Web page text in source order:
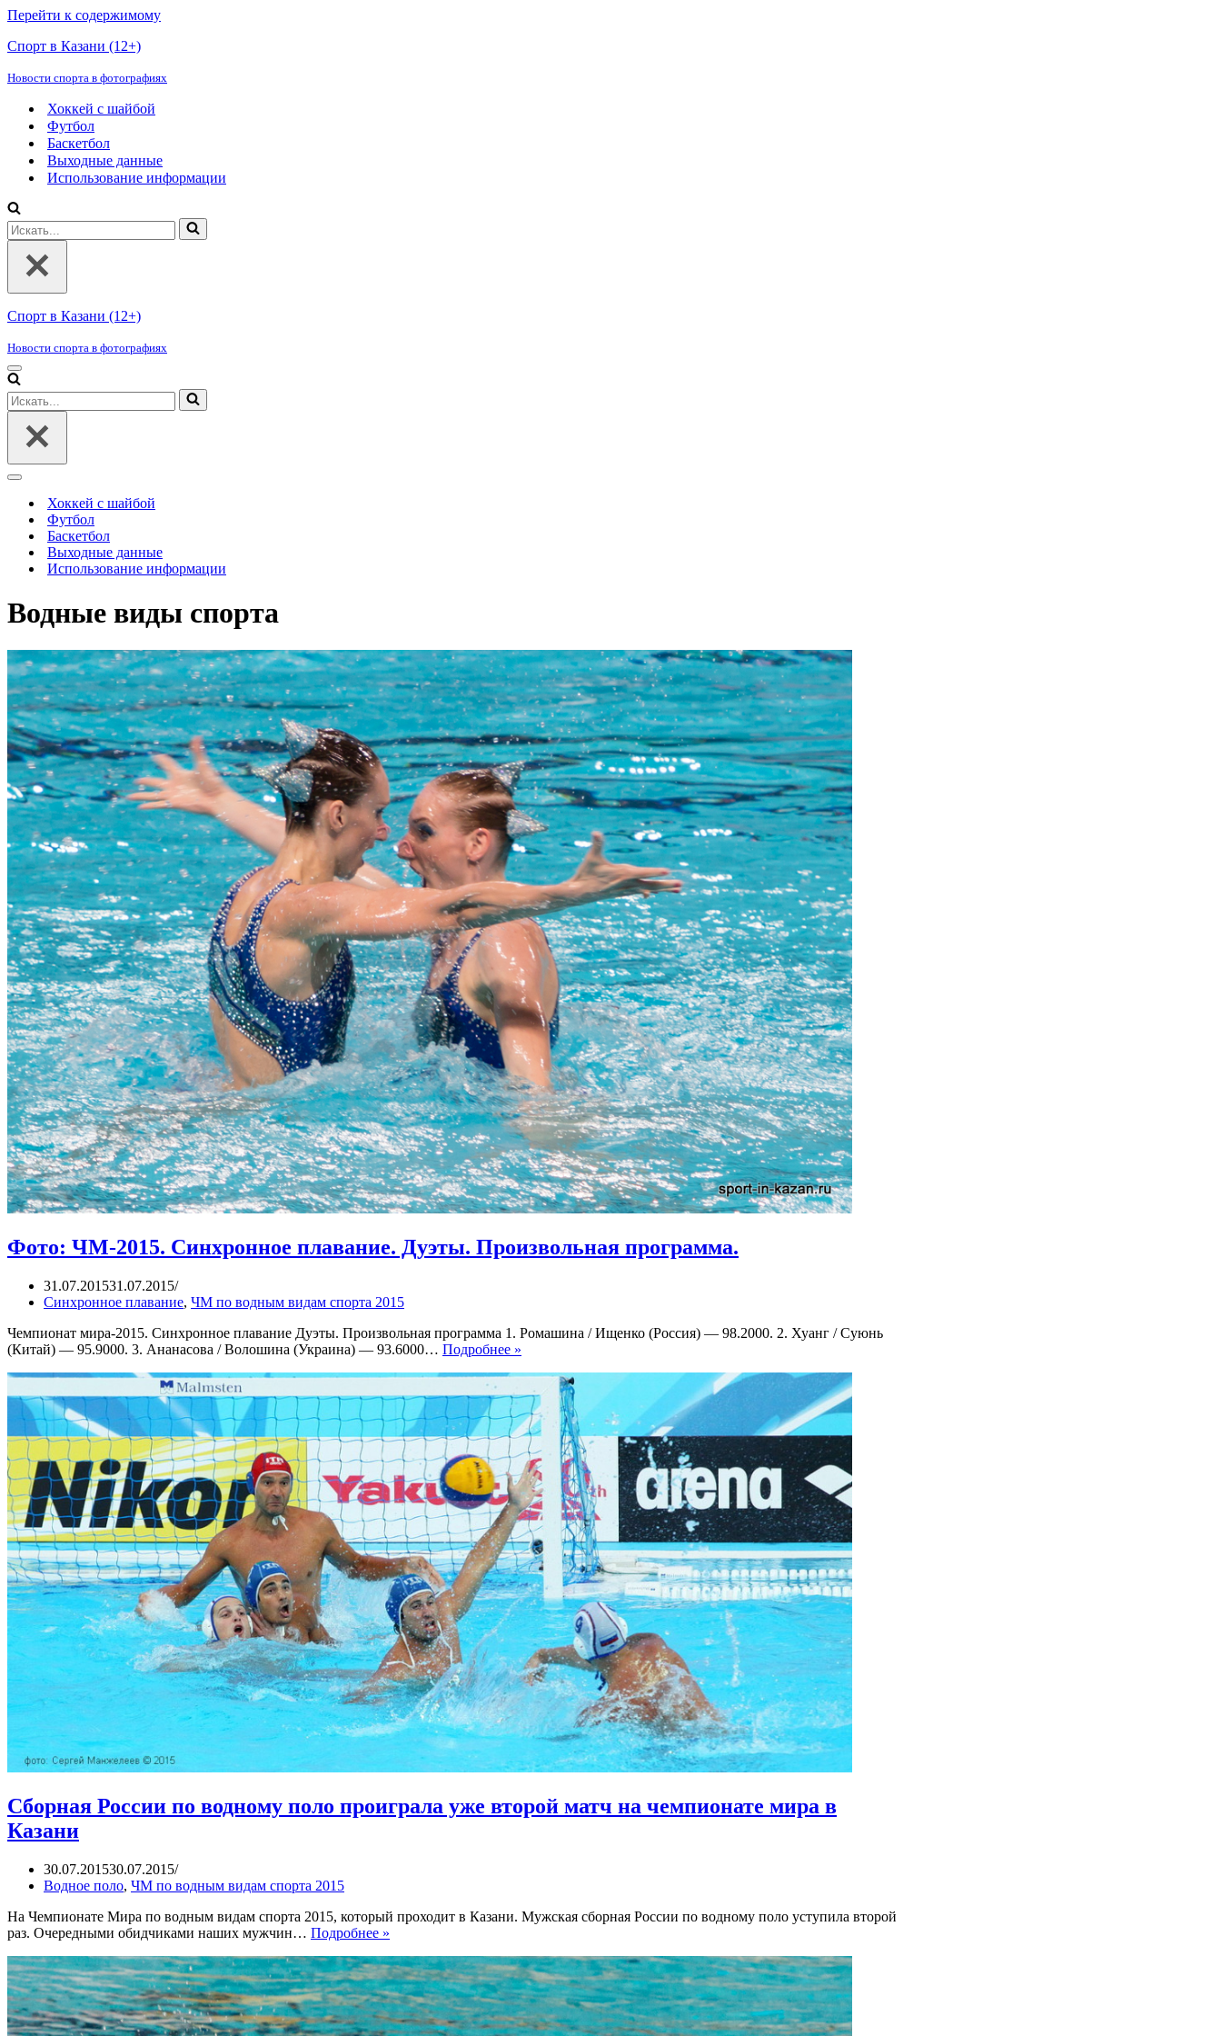
Перейти к содержимому
Спорт в Казани (12+)
Новости спорта в фотографиях
Хоккей с шайбой
Футбол
Баскетбол
Выходные данные
Использование информации
Искать...
Спорт в Казани (12+)
Новости спорта в фотографиях
Меню
навигации
Искать...
Меню
навигацииХоккей с шайбой
Футбол
Баскетбол
Выходные данные
Использование информации
Водные виды спорта
Фото: ЧМ-2015. Синхронное плавание. Дуэты. Произвольная программа.
31.07.201531.07.2015
Синхронное плавание, ЧМ по водным видам спорта 2015
Чемпионат мира-2015. Синхронное плавание Дуэты. Произвольная программа 1. Ромашина / Ищенко (Россия) — 98.2000. 2. Хуанг / Суюнь
(Китай) — 95.9000. 3. Ананасова / Волошина (Украина) — 93.6000… Подробнее »
Синхронное
плавание.
Дуэты.
Произвольная
программа.
Сборная России по водному поло проиграла уже второй матч на чемпионате мира в
Казани
30.07.201530.07.2015
Водное поло, ЧМ по водным видам спорта 2015
На Чемпионате Мира по водным видам спорта 2015, который проходит в Казани. Мужская сборная России по водному поло уступила второй
раз. Очередными обидчиками наших мужчин… Подробнее »
по
водному
поло
проиграла
уже